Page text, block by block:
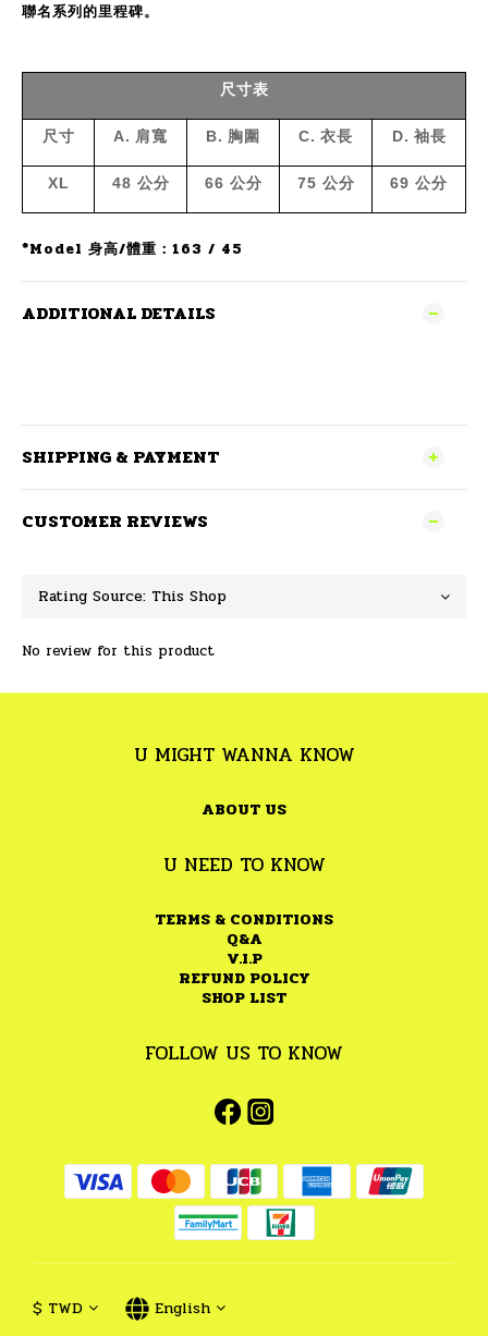
聯名系列的里程碑。
尺寸表
尺寸 A. 肩寬 B. 胸圍 C. 衣長 D. 袖長
XL 48 公分 66 公分 75 公分 69 公分
*Model 身高/體重：163 / 45
ADDITIONAL DETAILS
SHIPPING & PAYMENT
CUSTOMER REVIEWS
No review for this product
U MIGHT WANNA KNOW
ABOUT US
U NEED TO KNOW
TERMS & CONDITIONS
Q&A
V.I.P
REFUND POLICY
SHOP LIST
FOLLOW US TO KNOW
$ TWD English